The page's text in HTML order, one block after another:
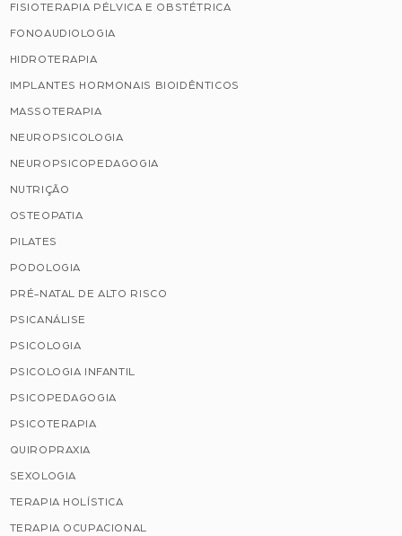
FISIOTERAPIA PÉLVICA E OBSTÉTRICA
FONOAUDIOLOGIA
HIDROTERAPIA
IMPLANTES HORMONAIS BIOIDÊNTICOS
MASSOTERAPIA
NEUROPSICOLOGIA
NEUROPSICOPEDAGOGIA
NUTRIÇÃO
OSTEOPATIA
PILATES
PODOLOGIA
PRÉ-NATAL DE ALTO RISCO
PSICANÁLISE
PSICOLOGIA
PSICOLOGIA INFANTIL
PSICOPEDAGOGIA
PSICOTERAPIA
QUIROPRAXIA
SEXOLOGIA
TERAPIA HOLÍSTICA
TERAPIA OCUPACIONAL